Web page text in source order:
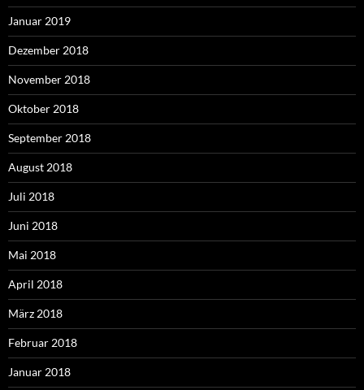
Januar 2019
Dezember 2018
November 2018
Oktober 2018
September 2018
August 2018
Juli 2018
Juni 2018
Mai 2018
April 2018
März 2018
Februar 2018
Januar 2018